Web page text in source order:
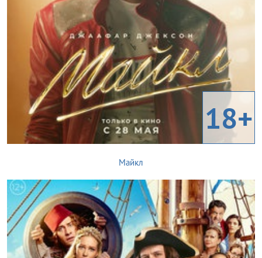
18+
Майкл